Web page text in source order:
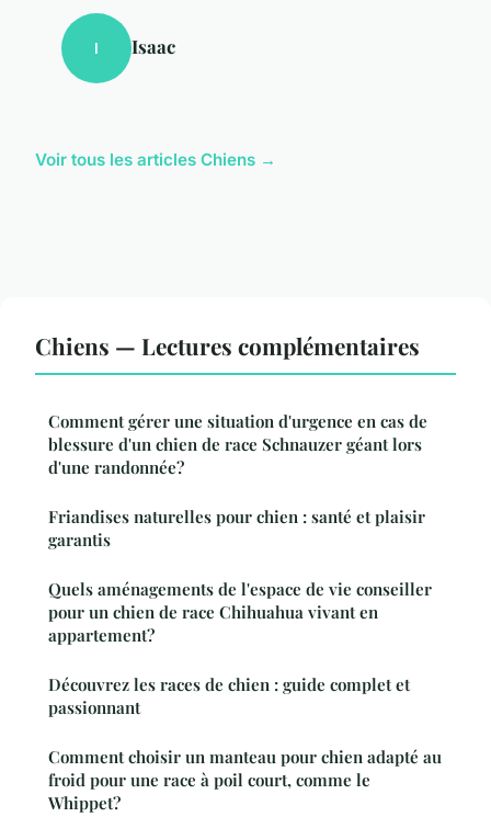
I Isaac
Voir tous les articles Chiens →
Chiens — Lectures complémentaires
Comment gérer une situation d'urgence en cas de
blessure d'un chien de race Schnauzer géant lors
d'une randonnée?
Friandises naturelles pour chien : santé et plaisir
garantis
Quels aménagements de l'espace de vie conseiller
pour un chien de race Chihuahua vivant en
appartement?
Découvrez les races de chien : guide complet et
passionnant
Comment choisir un manteau pour chien adapté au
froid pour une race à poil court, comme le
Whippet?